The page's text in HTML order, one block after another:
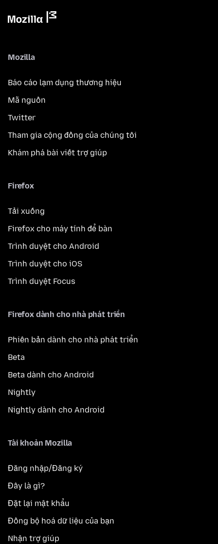
Mozilla
Báo cáo lạm dụng thương hiệu
Mã nguồn
Twitter
Tham gia cộng đồng của chúng tôi
Khám phá bài viết trợ giúp
Firefox
Tải xuống
Firefox cho máy tính để bàn
Trình duyệt cho Android
Trình duyệt cho iOS
Trình duyệt Focus
Firefox dành cho nhà phát triển
Phiên bản dành cho nhà phát triển
Beta
Beta dành cho Android
Nightly
Nightly dành cho Android
Tài khoản Mozilla
Đăng nhập/Đăng ký
Đây là gì?
Đặt lại mật khẩu
Đồng bộ hoá dữ liệu của bạn
Nhận trợ giúp